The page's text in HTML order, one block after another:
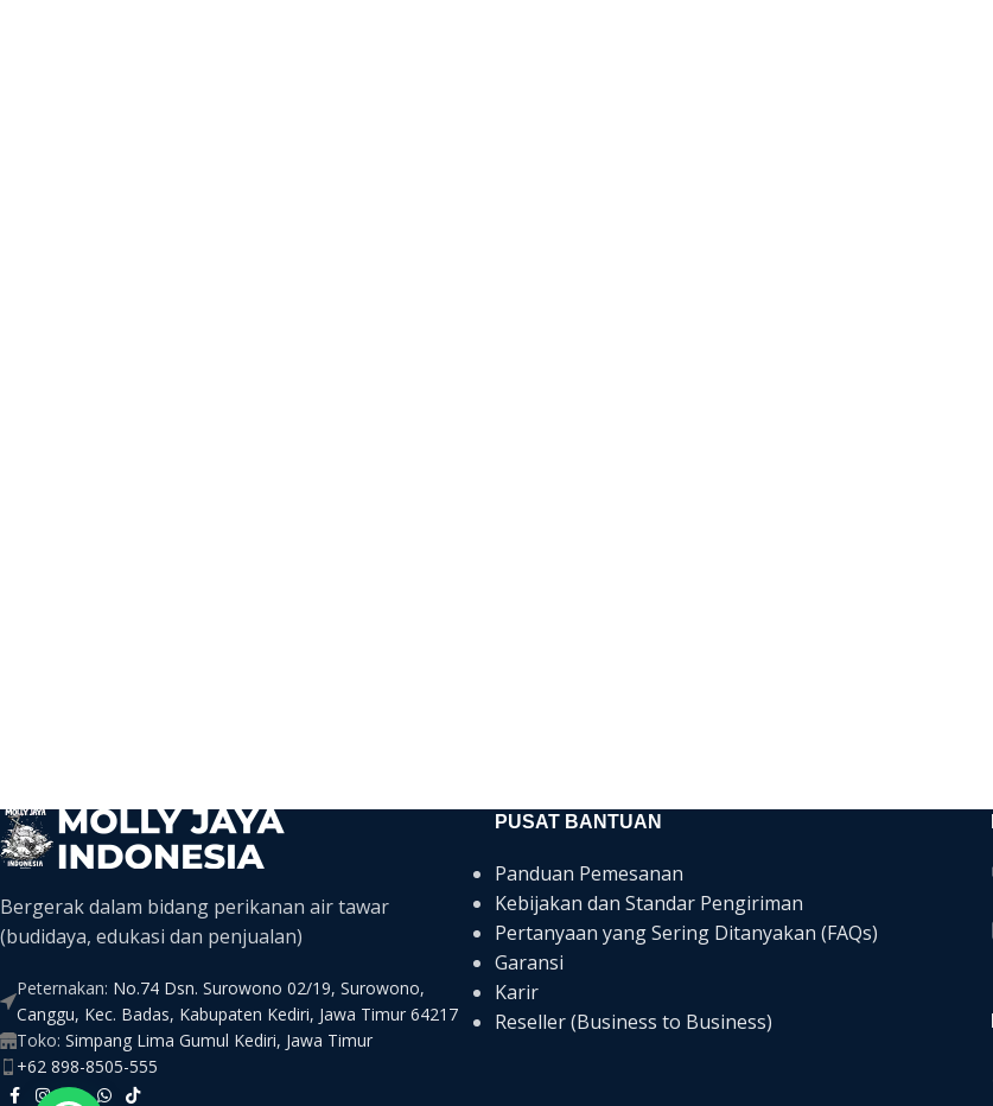
Bergerak dalam bidang perikanan air tawar
(budidaya, edukasi dan penjualan)
Peternakan: No.74 Dsn. Surowono 02/19, Surowono,
Canggu, Kec. Badas, Kabupaten Kediri, Jawa Timur 64217
Toko: Simpang Lima Gumul Kediri, Jawa Timur
+62 898-8505-555
PUSAT BANTUAN
Panduan Pemesanan
Kebijakan dan Standar Pengiriman
Pertanyaan yang Sering Ditanyakan (FAQs)
Garansi
Karir
Reseller (Business to Business)